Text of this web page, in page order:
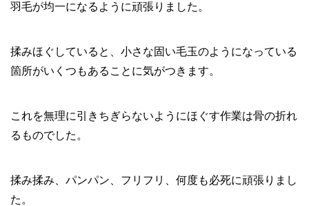
羽毛が均一になるように頑張りました。
揉みほぐしていると、小さな固い毛玉のようになっている
箇所がいくつもあることに気がつきます。
これを無理に引きちぎらないようにほぐす作業は骨の折れ
るものでした。
揉み揉み、パンパン、フリフリ、何度も必死に頑張りまし
た。